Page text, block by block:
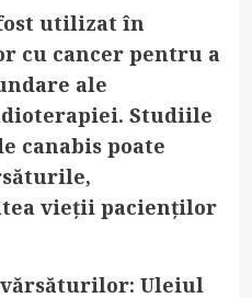
utilizat în
cu cancer pentru a
ale
Studiile
canabis poate
vieții pacienților
vărsăturilor: Uleiul